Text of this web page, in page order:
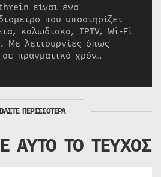
είναι ένα
που υποστηρίζει
καλωδιακά, IPTV, Wi-Fi
Με λειτουργίες όπως
πραγματικό χρόν…
ΠΕΡΙΣΣΟΤΕΡΑ
ΑΥΤΟ ΤΟ ΤΕΥΧΟΣ